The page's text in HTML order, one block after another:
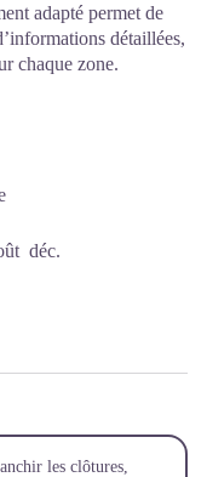
adapté permet de
détaillées,
chaque zone.
déc.
les clôtures,